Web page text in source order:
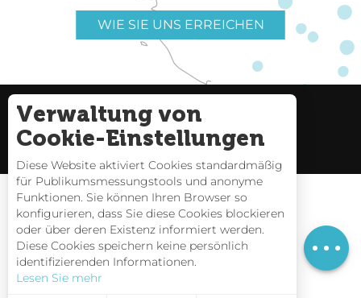
Preise
WIE SIE UNS ERREICHEN
Nützliche Links
Seitenverzeichnis
Gezeitentafeln
Webcams
Verwaltung von
Cookie-Einstellungen
Diese Website aktiviert Cookies standardmäßig
für Publikumsmessungstools und anonyme
Funktionen. Sie können Ihren Browser so
konfigurieren, dass Sie diese Cookies blockieren
oder über deren Existenz informiert werden.
Diese Cookies speichern keine persönlich
identifizierenden Informationen.
Lesen Sie mehr